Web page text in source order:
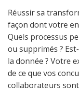
Réussir sa
façon dont votre
Quels processus
ou supprimés ?
la donnée ? Votre
de ce que vos
collaborateurs